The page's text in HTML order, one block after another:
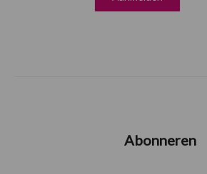
Abonneren